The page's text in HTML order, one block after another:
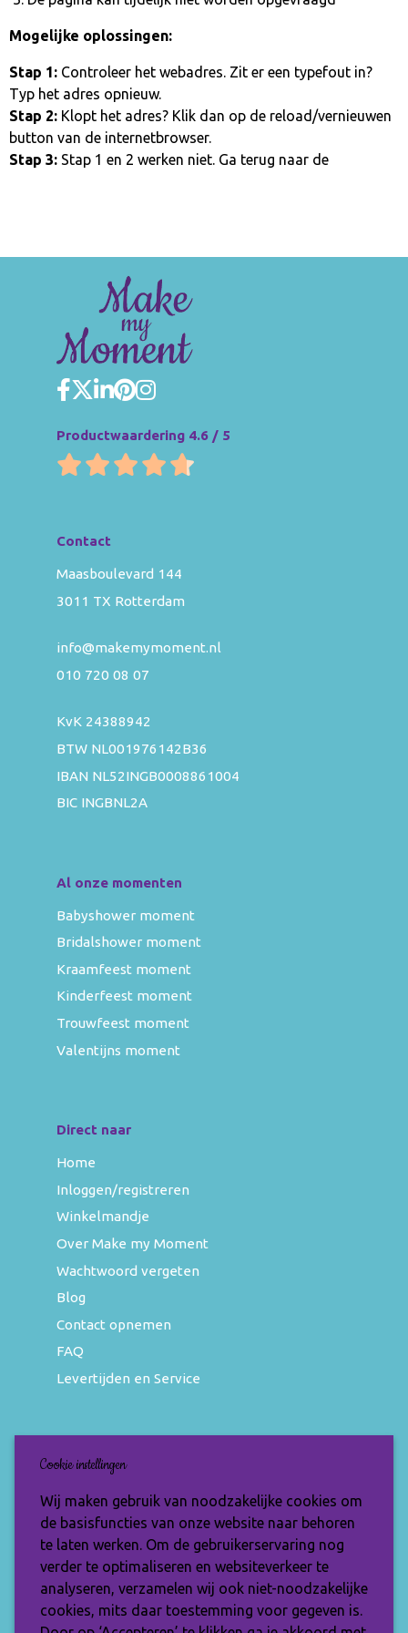
Mogelijke oplossingen:
Stap 1: Controleer het webadres. Zit er een typefout in?
Typ het adres opnieuw.
Stap 2: Klopt het adres? Klik dan op de reload/vernieuwen
button van de internetbrowser.
Stap 3: Stap 1 en 2 werken niet. Ga terug naar de
Productwaardering 4.6 / 5
Contact
Maasboulevard 144
3011 TX Rotterdam
info@makemymoment.nl
010 720 08 07
KvK 24388942
BTW NL001976142B36
IBAN NL52INGB0008861004
BIC INGBNL2A
Al onze momenten
Babyshower moment
Bridalshower moment
Kraamfeest moment
Kinderfeest moment
Trouwfeest moment
Valentijns moment
Direct naar
Home
Inloggen/registreren
Winkelmandje
Over Make my Moment
Wachtwoord vergeten
Blog
Contact opnemen
FAQ
Levertijden en Service
Nieuwsbrief
Wil jij op de hoogte blijven van de nieuwste
items en speciale aanbiedingen? Vul je e-
mailadres dan in en ontvang de Make My
Moment nieuwsbrief.
Cookie instellingen
Wij maken gebruik van noodzakelijke cookies om
de basisfuncties van onze website naar behoren
te laten werken. Om de gebruikerservaring nog
verder te optimaliseren en websiteverkeer te
analyseren, verzamelen wij ook niet-noodzakelijke
cookies, mits daar toestemming voor gegeven is.